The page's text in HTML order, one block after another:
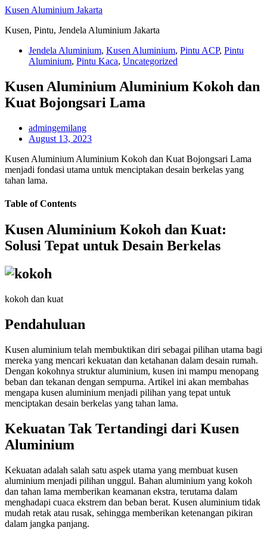
Skip
content
Kusen Aluminium Jakarta
Kusen, Pintu, Jendela Aluminium Jakarta
Jendela Aluminium, Kusen Aluminium, Pintu ACP, Pintu
Aluminium, Pintu Kaca, Uncategorized
Kusen Aluminium Aluminium Kokoh dan
Kuat Bojongsari Lama
admingemilang
August 13, 2023
Kusen Aluminium Aluminium Kokoh dan Kuat Bojongsari Lama
menjadi fondasi utama untuk menciptakan desain berkelas yang
tahan lama.
Table of Contents
Kusen Aluminium Kokoh dan Kuat:
Solusi Tepat untuk Desain Berkelas
kokoh dan kuat
Pendahuluan
Kusen aluminium telah membuktikan diri sebagai pilihan utama bagi
mereka yang mencari kekuatan dan ketahanan dalam desain rumah.
Dengan kokohnya struktur aluminium, kusen ini mampu menopang
beban dan tekanan dengan sempurna. Artikel ini akan membahas
mengapa kusen aluminium menjadi pilihan yang tepat untuk
menciptakan desain berkelas yang tahan lama.
Kekuatan Tak Tertandingi dari Kusen
Aluminium
Kekuatan adalah salah satu aspek utama yang membuat kusen
aluminium menjadi pilihan unggul. Bahan aluminium yang kokoh
dan tahan lama memberikan keamanan ekstra, terutama dalam
menghadapi cuaca ekstrem dan beban berat. Kusen aluminium tidak
mudah retak atau rusak, sehingga memberikan ketenangan pikiran
dalam jangka panjang.